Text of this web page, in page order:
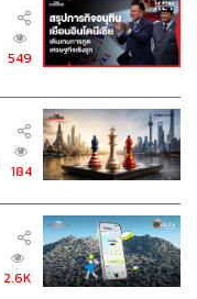
549
184
2.6K